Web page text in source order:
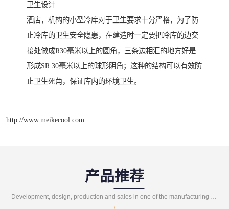
卫生设计
酒店，机构的小型冷库对于卫生要求十分严格，为了防
止冷库的卫生安全隐患，在建造时一定要把冷库的边交
接处做成R30毫米以上的圆角，三条边相汇的地方好是
形成SR 30毫米以上的球形阴角；这种的结构可以有效防
止卫生死角，保证库内的环境卫生。
http://www.meikecool.com
产品推荐